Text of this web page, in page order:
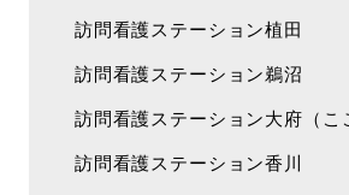
訪問看護ステーション植田
訪問看護ステーション鵜沼
訪問看護ステーション大府（こ
訪問看護ステーション香川